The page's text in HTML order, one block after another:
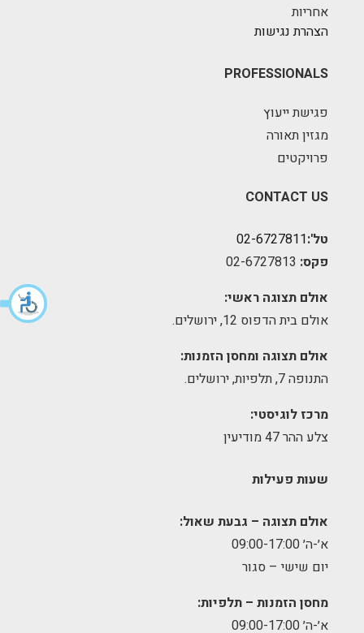
אחריות
הצהרת נגישות
PROFESSIONALS
פגישת ייעוץ
מגזין תאורה
פרויקטים
CONTACT US
טל':02-6727811
פקס:
אולם תצוגה ראשי:
אולם בית הדפוס 12, ירושלים.
אולם תצוגה ומחסן הזמנות:
התנופה 7, תלפיות, ירושלים.
מרכז לוגיסטי:
צלע ההר 47 מודיעין
שעות פעילות
אולם תצוגה – גבעת שאול:
א׳-ה׳ 09:00-17:00
יום שישי – סגור
מחסן הזמנות – תלפיות:
א׳-ה׳ 09:00-17:00